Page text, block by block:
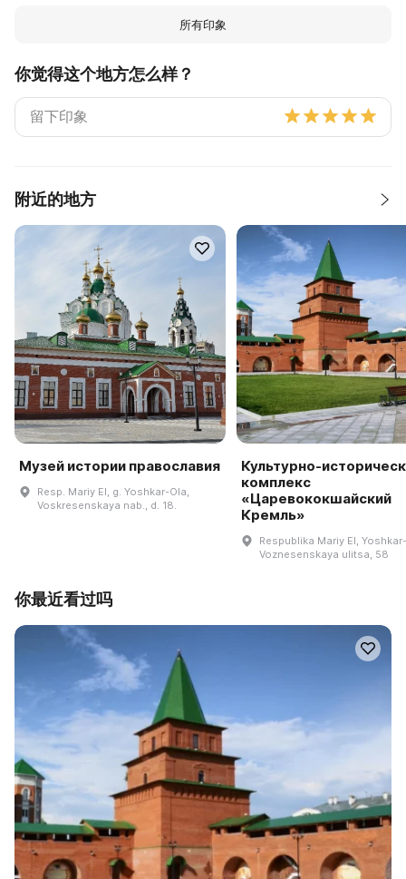
所有印象
你觉得这个地方怎么样？
附近的地方
Музей истории православия
Resp. Mariy El, g. Yoshkar-Ola,
Voskresenskaya nab., d. 18.
Культурно-
комплекс
«Царевококшайский
Кремль»
Respublika Mariy El,
Voznesenskaya ulitsa, 58
你最近看过吗